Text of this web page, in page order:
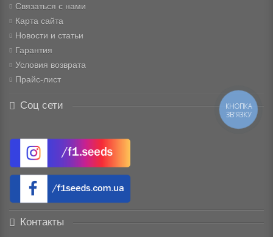
Связаться с нами
Карта сайта
Новости и статьи
Гарантия
Условия возврата
Прайс-лист
Соц сети
Контакты
КНОПКА
ЗВ'ЯЗКУ